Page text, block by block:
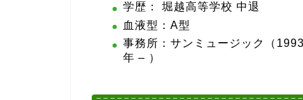
学歴： 堀越高等学校 中退
血液型：A型
事務所：サンミュージック（
年 – ）